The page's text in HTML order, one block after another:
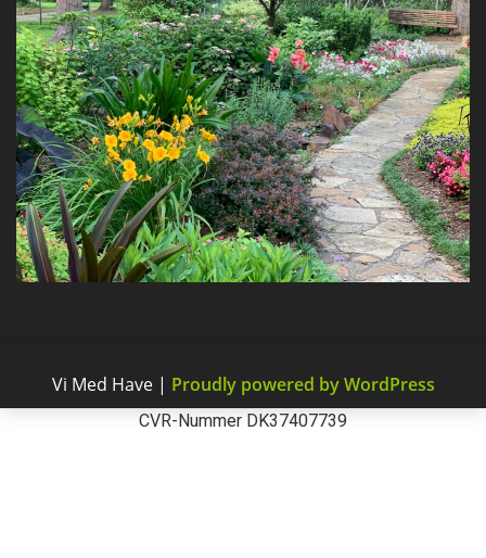
Vi Med Have | Proudly powered by WordPress
CVR-Nummer DK37407739